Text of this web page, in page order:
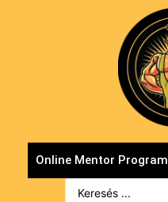
Online Mentor Program